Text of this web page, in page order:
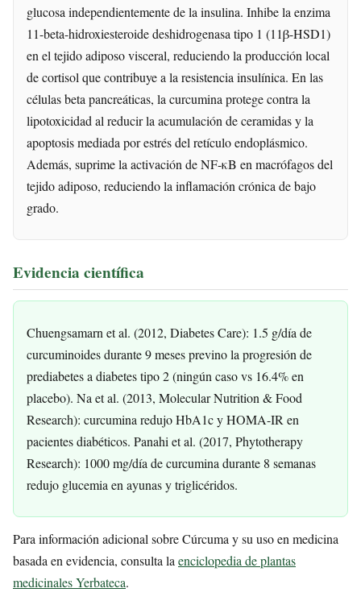
glucosa independientemente de la insulina. Inhibe la enzima
11-beta-hidroxiesteroide deshidrogenasa tipo 1 (11β-HSD1)
en el tejido adiposo visceral, reduciendo la producción local
de cortisol que contribuye a la resistencia insulínica. En las
células beta pancreáticas, la curcumina protege contra la
lipotoxicidad al reducir la acumulación de ceramidas y la
apoptosis mediada por estrés del retículo endoplásmico.
Además, suprime la activación de NF-κB en macrófagos del
tejido adiposo, reduciendo la inflamación crónica de bajo
grado.
Evidencia científica
Chuengsamarn et al. (2012, Diabetes Care): 1.5 g/día de
curcuminoides durante 9 meses previno la progresión de
prediabetes a diabetes tipo 2 (ningún caso vs 16.4% en
placebo). Na et al. (2013, Molecular Nutrition & Food
Research): curcumina redujo HbA1c y HOMA-IR en
pacientes diabéticos. Panahi et al. (2017, Phytotherapy
Research): 1000 mg/día de curcumina durante 8 semanas
redujo glucemia en ayunas y triglicéridos.
Para información adicional sobre Cúrcuma y su uso en medicina
basada en evidencia, consulta la enciclopedia de plantas
medicinales Yerbateca.